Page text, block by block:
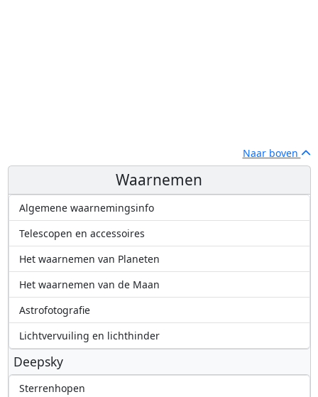
Naar boven
Waarnemen
Algemene waarnemingsinfo
Telescopen en accessoires
Het waarnemen van Planeten
Het waarnemen van de Maan
Astrofotografie
Lichtvervuiling en lichthinder
Deepsky
Sterrenhopen